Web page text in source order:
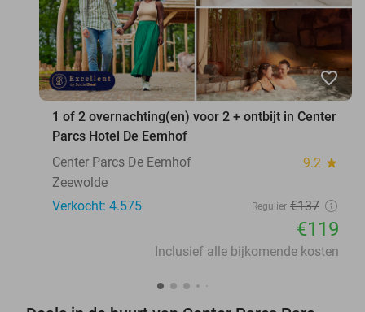
favorite_border
1 of 2 overnachting(en) voor 2 + ontbijt in Center
Parcs Hotel De Eemhof
Center Parcs De Eemhof
9.2 star
Zeewolde
Verkocht: 4.575
Regulier €137
€119
Inclusief alle bijkomende kosten